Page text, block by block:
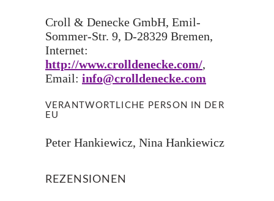
Croll & Denecke GmbH, Emil-
Sommer-Str. 9, D-28329 Bremen,
Internet:
http://www.crolldenecke.com/,
Email: info@crolldenecke.com
VERANTWORTLICHE PERSON IN DER
EU
Peter Hankiewicz, Nina Hankiewicz
REZENSIONEN